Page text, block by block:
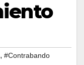
, #Contrabando